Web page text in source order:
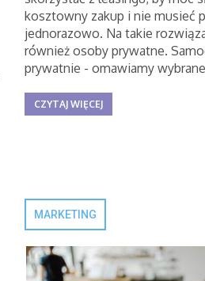
kosztowny zakup i nie musieć
jednorazowo. Na takie
również osoby prywatne.
prywatnie - omawiamy
CZYTAJ WIĘCEJ
MARKETING